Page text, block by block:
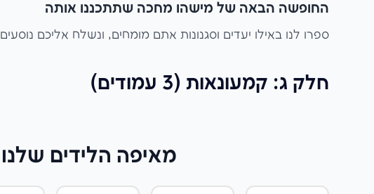
החופשה הבאה של מישהו מחכה שתתכננו אותה
ספרו לנו באילו יעדים וסגנונות אתם מומחים, ונשלח אליכם
חלק ג: קמעונאות (3 עמודים)
מאיפה הלידים